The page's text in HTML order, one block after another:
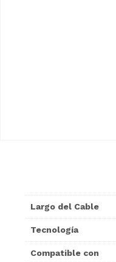
Largo del Cable
Tecnología
Compatible con